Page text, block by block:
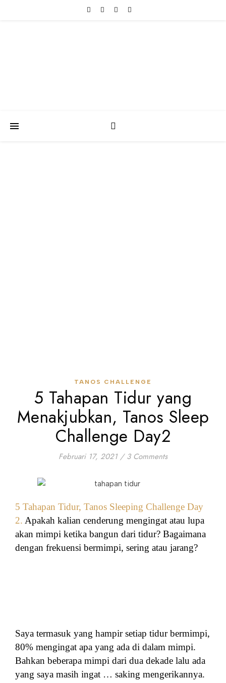
TANOS CHALLENGE
5 Tahapan Tidur yang
Menakjubkan, Tanos Sleep
Challenge Day2
Februari 17, 2021 / 3 Comments
5 Tahapan Tidur, Tanos Sleeping Challenge Day
2. Apakah kalian cenderung mengingat atau lupa
akan mimpi ketika bangun dari tidur? Bagaimana
dengan frekuensi bermimpi, sering atau jarang?
Saya termasuk yang hampir setiap tidur bermimpi,
80% mengingat apa yang ada di dalam mimpi.
Bahkan beberapa mimpi dari dua dekade lalu ada
yang saya masih ingat … saking mengerikannya.